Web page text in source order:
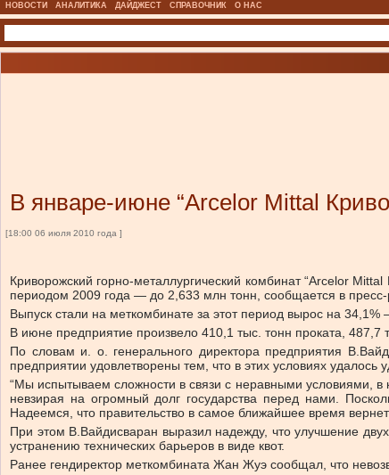
НОВОСТИ АНАЛИТИКА ДАЙДЖЕСТ СПРАВОЧНИК О НАС
В январе-июне “Arcelor Mittal
[18:00 06 июля 2010 года ]
Криворожский горно-металлургический комбинат “Arcelor
периодом 2009 года — до 2,633 млн тонн, сообщается в
Выпуск стали на меткомбинате за этот период вырос на
В июне предприятие произвело 410,1 тыс. тонн проката, 487,7
По словам и. о. генерального директора предприятия
предприятии удовлетворены тем, что в этих условиях
“Мы испытываем сложности в связи с неравными условиями,
невзирая на огромный долг государства перед нами.
Надеемся, что правительство в самое ближайшее время
При этом В.Вайдисваран выразил надежду, что улучшение
устранению технических барьеров в виде квот.
Ранее гендиректор меткомбината Жан Жуэ сообщал, что